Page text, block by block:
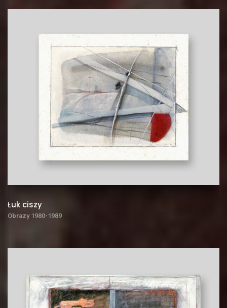
Łuk ciszy
Obrazy 1980-1989